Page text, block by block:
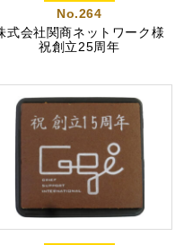
No.264
式会社関商ネットワーク様
祝創立25周年